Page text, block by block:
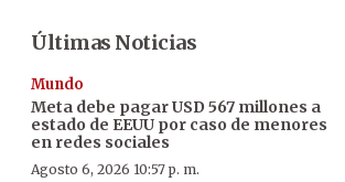
Últimas Noticias
Mundo
Meta debe pagar USD 567 millones a
estado de EEUU por caso de menores
en redes sociales
Agosto 6, 2026 10:57 p. m.